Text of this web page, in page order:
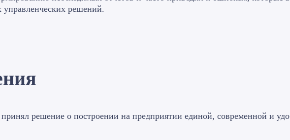
решений.
решение о построении на предприятии единой, современной и